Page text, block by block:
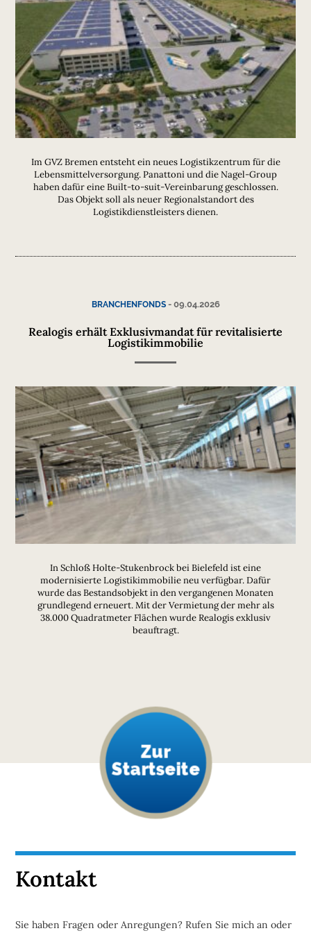
Im GVZ Bremen entsteht ein neues Logistikzentrum für die
Lebensmittelversorgung. Panattoni und die Nagel-Group
haben dafür eine Built-to-suit-Vereinbarung geschlossen.
Das Objekt soll als neuer Regionalstandort des
Logistikdienstleisters dienen.
BRANCHENFONDS- 09.04.2026
Realogis erhält Exklusivmandat für revitalisierte
Logistikimmobilie
In Schloß Holte-Stukenbrock bei Bielefeld ist eine
modernisierte Logistikimmobilie neu verfügbar. Dafür
wurde das Bestandsobjekt in den vergangenen Monaten
grundlegend erneuert. Mit der Vermietung der mehr als
38.000 Quadratmeter Flächen wurde Realogis exklusiv
beauftragt.
Zur
Startseite
Kontakt
Sie haben Fragen oder Anregungen? Rufen Sie mich an oder